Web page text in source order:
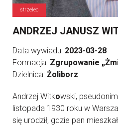
strzelec
ANDRZEJ JANUSZ
Data wywiadu: 2023-03-28
Formacja: Zgrupowanie
Dzielnica: Żoliborz
Andrzej Witkowski, pseudonim
listopada 1930 roku w
się urodził, gdzie pan